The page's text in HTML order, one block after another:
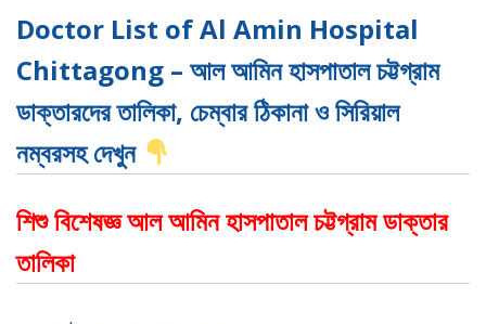
Doctor List of Al Amin Hospital
Chittagong – আল আমিন হাসপাতাল চট্টগ্রাম
ডাক্তারদের তালিকা, চেম্বার ঠিকানা ও সিরিয়াল
নম্বরসহ দেখুন
শিশু বিশেষজ্ঞ আল আমিন হাসপাতাল চট্টগ্রাম ডাক্তার
তালিকা